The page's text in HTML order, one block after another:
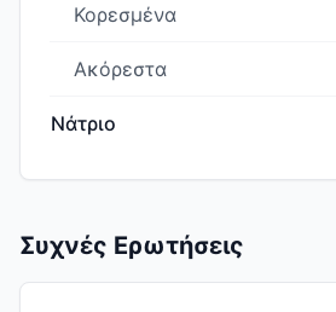
Κορεσμένα
Ακόρεστα
Νάτριο
Συχνές Ερωτήσεις